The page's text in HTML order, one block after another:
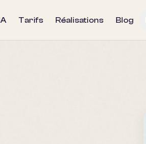
Tarifs Réalisations Blog